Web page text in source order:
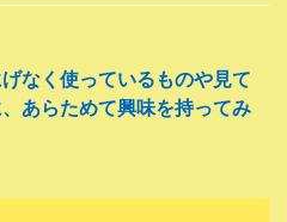
なく使っているものや見て
あらためて興味を持ってみ